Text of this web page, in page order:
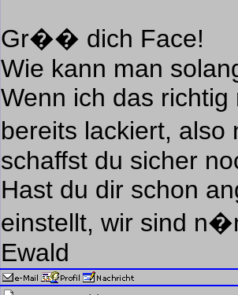
Gr�� dich Face!
Wie kann man
Wenn ich das
bereits lackiert,
schaffst du sicher
Hast du dir schon
einstellt, wir sind
Ewald